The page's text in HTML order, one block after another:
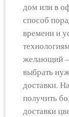
дом или в
способ
времени и
желающий —
выбрать
доставки.
получить
доставки